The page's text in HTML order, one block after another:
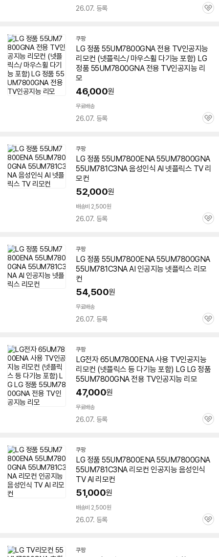
26.07. 등록
관
쿠팡
LG 정품 55UM7800GNA전용 TV인공지능
리모컨 (넷플릭스/ 마우스휠 다기능 포함) LG
정품 55UM7800GNA전용 TV인공지능 리
모
46,000원
무료배송
26.07. 등록
관
쿠팡
LG 정품 55UM7800ENA55UM7800GNA
55UM781C3NA 음성인식 AI 넷플릭스 TV 리
모컨
52,000원
배송비 2,500원
26.07. 등록
관
쿠팡
LG 정품 55UM7800ENA55UM7800GNA
55UM781C3NA AI 인공지능 넷플릭스 리모
컨
54,500원
무료배송
26.07. 등록
관
쿠팡
LG전자 65UM7800ENA 사용 TV인공지능
리모컨 (넷플릭스 등 다기능 포함) LG LG 정품
55UM7800GNA전용 TV인공지능 리모
47,000원
무료배송
26.07. 등록
관
쿠팡
LG 정품 55UM7800ENA55UM7800GNA
55UM781C3NA 리모컨 인공지능 음성인식
TV AI 리모컨
51,000원
배송비 2,500원
26.07. 등록
관
쿠팡